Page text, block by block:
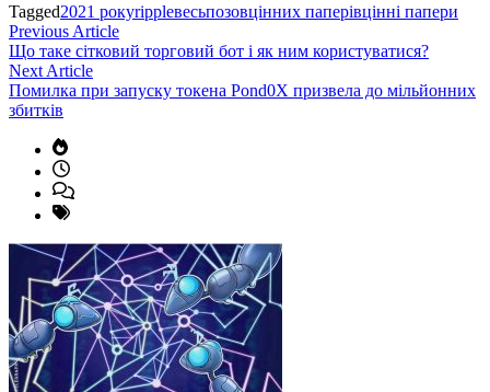
Tagged2021 рокуrippleвесьпозовцінних паперівцінні папери
Навігація
записів
Previous ArticlePrevious
article:
Що таке сітковий торговий бот і як ним користуватися?
Next ArticleNext
article:
Помилка при запуску токена Pond0X призвела до мільйонних
збитків